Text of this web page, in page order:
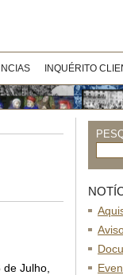
INQUÉRITO
Julho,